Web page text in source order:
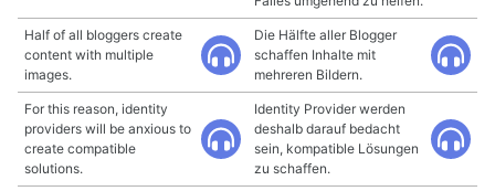
Half of all bloggers create
content with multiple
images.
Die Hälfte aller Blogger
schaffen Inhalte mit
mehreren Bildern.
For this reason, identity
providers will be anxious to
create compatible
solutions.
Identity Provider werden
deshalb darauf bedacht
sein, kompatible Lösungen
zu schaffen.